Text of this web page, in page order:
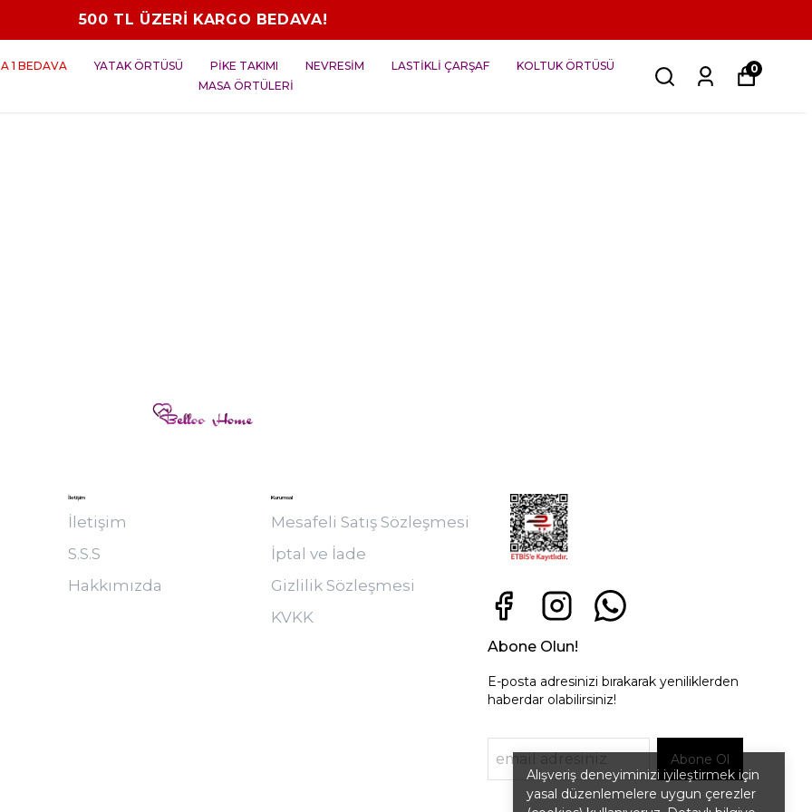
500 TL ÜZERİ KARGO BEDAVA!
1 BEDAVA YATAK ÖRTÜSÜ PİKE TAKIMI NEVRESİM LASTİKLİ ÇARŞAF
KOLTUK ÖRTÜSÜ
MASA ÖRTÜLERİ
0
Alışveriş deneyiminizi iyileştirmek için
yasal düzenlemelere uygun çerezler
İletişim
İletişim
S.S.S
Hakkımızda
Kurumsal
Mesafeli Satış Sözleşmesi
İptal ve İade
Gizlilik Sözleşmesi
KVKK
Abone Olun!
E-posta adresinizi bırakarak yeniliklerden
haberdar olabilirsiniz!
Abone Ol